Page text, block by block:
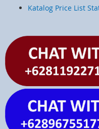
Katalog Price List